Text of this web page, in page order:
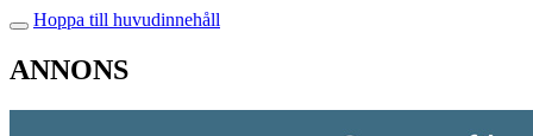
Hoppa till huvudinnehåll
ANNONS